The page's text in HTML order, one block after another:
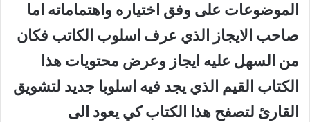
الموضوعات على وفق اختياره واهتماماته اما
صاحب الايجاز الذي عرف اسلوب الكاتب فكان
من السهل عليه ايجاز وعرض محتويات هذا
الكتاب القيم الذي يجد فيه اسلوبا جديد لتشويق
القارئ لتصفح هذا الكتاب كي يعود الى